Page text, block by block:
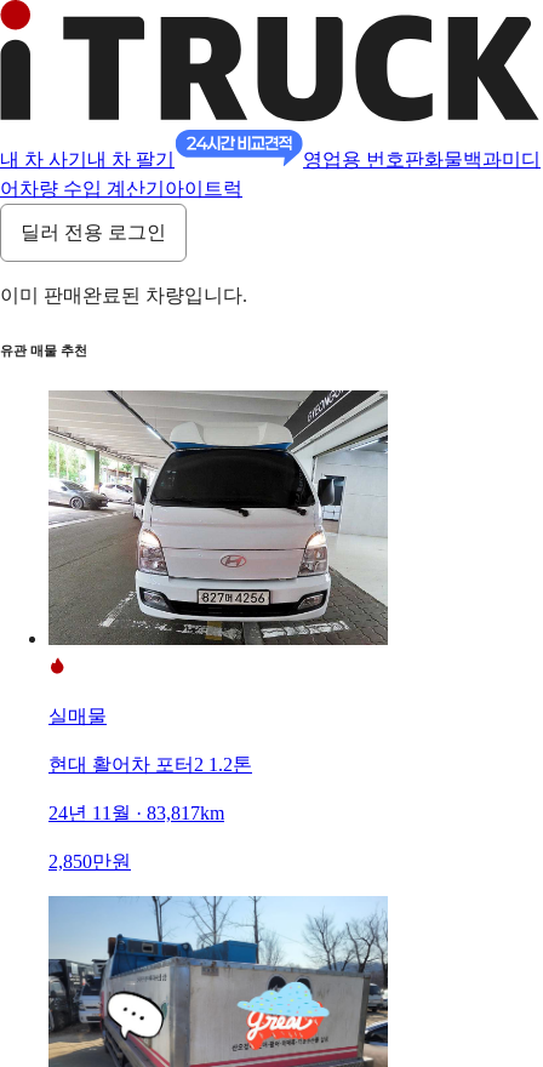
내 차 사기 내 차 팔기 영업용 번호판화물백과미디
어 차량 수입 계산기 아이트럭
딜러 전용 로그인
이미 판매완료된 차량입니다.
유관 매물 추천
실매물
현대 활어차 포터2 1.2톤
24년 11월 · 83,817km
2,850만원